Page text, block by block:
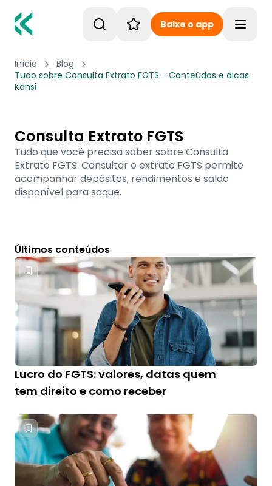
Baixe o app
Início
Blog
Tudo sobre Consulta Extrato FGTS - Conteúdos e dicas
Konsi
Consulta Extrato FGTS
Tudo que você precisa saber sobre Consulta
Extrato FGTS. Consultar o extrato FGTS permite
acompanhar depósitos, rendimentos e saldo
disponível para saque.
Últimos conteúdos
Lucro do FGTS: valores, datas quem
tem direito e como receber